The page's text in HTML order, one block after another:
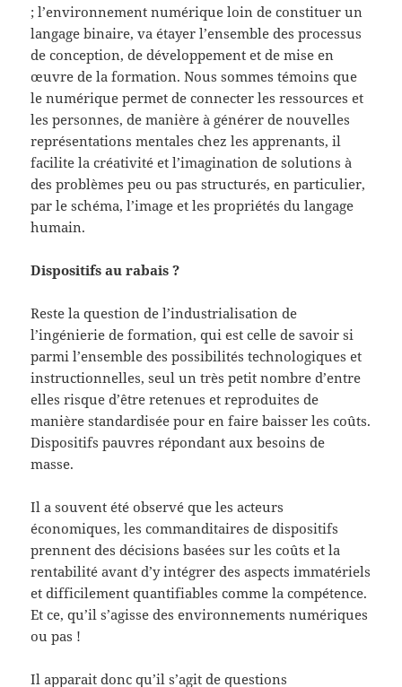
; l’environnement numérique loin de constituer un
langage binaire, va étayer l’ensemble des processus
de conception, de développement et de mise en
œuvre de la formation. Nous sommes témoins que
le numérique permet de connecter les ressources et
les personnes, de manière à générer de nouvelles
représentations mentales chez les apprenants, il
facilite la créativité et l’imagination de solutions à
des problèmes peu ou pas structurés, en particulier,
par le schéma, l’image et les propriétés du langage
humain.
Dispositifs au rabais ?
Reste la question de l’industrialisation de
l’ingénierie de formation, qui est celle de savoir si
parmi l’ensemble des possibilités technologiques et
instructionnelles, seul un très petit nombre d’entre
elles risque d’être retenues et reproduites de
manière standardisée pour en faire baisser les coûts.
Dispositifs pauvres répondant aux besoins de
masse.
Il a souvent été observé que les acteurs
économiques, les commanditaires de dispositifs
prennent des décisions basées sur les coûts et la
rentabilité avant d’y intégrer des aspects immatériels
et difficilement quantifiables comme la compétence.
Et ce, qu’il s’agisse des environnements numériques
ou pas !
Il apparait donc qu’il s’agit de questions